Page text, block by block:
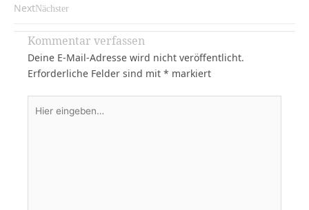
NextNächster
Kommentar verfassen
Deine E-Mail-Adresse wird nicht veröffentlicht.
Erforderliche Felder sind mit * markiert
eingeben…